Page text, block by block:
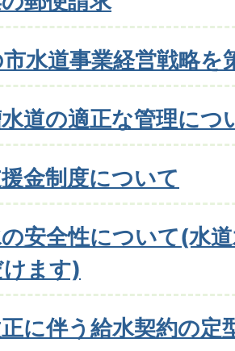
水道事業経営戦略を
道の適正な管理につ
金制度について
安全性について(水
ます)
に伴う給水契約の定